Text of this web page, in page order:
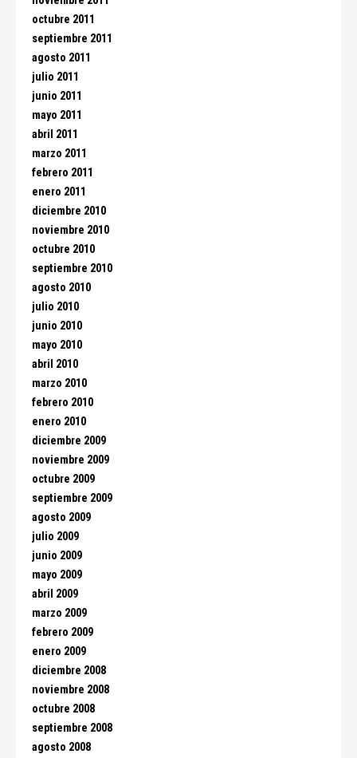
octubre 2011
septiembre 2011
agosto 2011
julio 2011
junio 2011
mayo 2011
abril 2011
marzo 2011
febrero 2011
enero 2011
diciembre 2010
noviembre 2010
octubre 2010
septiembre 2010
agosto 2010
julio 2010
junio 2010
mayo 2010
abril 2010
marzo 2010
febrero 2010
enero 2010
diciembre 2009
noviembre 2009
octubre 2009
septiembre 2009
agosto 2009
julio 2009
junio 2009
mayo 2009
abril 2009
marzo 2009
febrero 2009
enero 2009
diciembre 2008
noviembre 2008
octubre 2008
septiembre 2008
agosto 2008